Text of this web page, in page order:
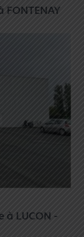
LUCON -